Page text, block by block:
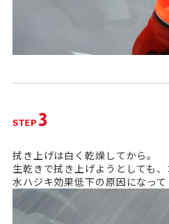
拭き上げは白く乾燥してから。
生乾きで拭き上げようとしても
水ハジキ効果低下の原因になって